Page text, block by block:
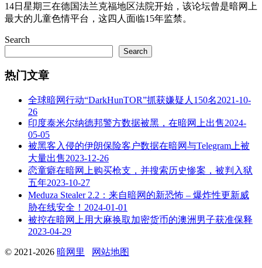
14日星期三在德国法兰克福地区法院开始，该论坛曾是暗网上
最大的儿童色情平台，这四人面临15年监禁。
Search
Search
热门文章
全球暗网行动“DarkHunTOR”抓获嫌疑人150名2021-10-
26
印度泰米尔纳德邦警方数据被黑，在暗网上出售2024-
05-05
被黑客入侵的伊朗保险客户数据在暗网与Telegram上被
大量出售2023-12-26
恋童癖在暗网上购买枪支，并搜索历史惨案，被判入狱
五年2023-10-27
Meduza Stealer 2.2：来自暗网的新恐怖 – 爆炸性更新威
胁在线安全！ 2024-01-01
被控在暗网上用大麻换取加密货币的澳洲男子获准保释
2023-04-29
© 2021-2026 暗网里 网站地图